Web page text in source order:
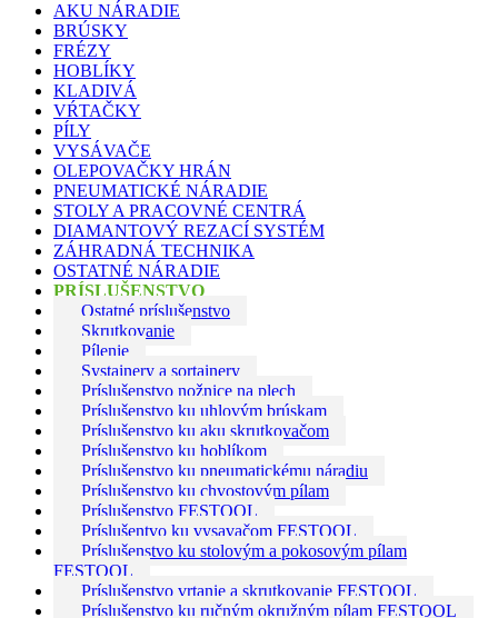
AKU NÁRADIE
BRÚSKY
FRÉZY
HOBLÍKY
KLADIVÁ
VŔTAČKY
PÍLY
VYSÁVAČE
OLEPOVAČKY HRÁN
PNEUMATICKÉ NÁRADIE
STOLY A PRACOVNÉ CENTRÁ
DIAMANTOVÝ REZACÍ SYSTÉM
ZÁHRADNÁ TECHNIKA
OSTATNÉ NÁRADIE
PRÍSLUŠENSTVO
Ostatné príslušenstvo
Skrutkovanie
Pílenie
Systainery a sortainery
Príslušenstvo nožnice na plech
Príslušenstvo ku uhlovým brúskam
Príslušenstvo ku aku skrutkovačom
Príslušenstvo ku hoblíkom
Príslušenstvo ku pneumatickému náradiu
Príslušenstvo ku chvostovým pílam
Príslušenstvo FESTOOL
Príslušentvo ku vysavačom FESTOOL
Príslušenstvo ku stolovým a pokosovým pílam
FESTOOL
Príslušenstvo vrtanie a skrutkovanie FESTOOL
Príslušenstvo ku ručným okružným pílam FESTOOL